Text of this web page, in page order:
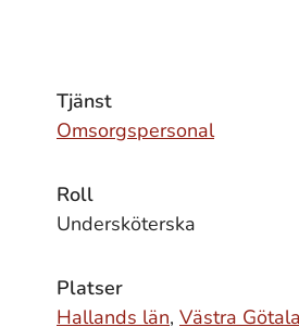
Tjänst
Omsorgspersonal
Roll
Undersköterska
Platser
Hallands län, Västra